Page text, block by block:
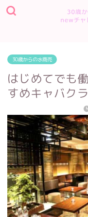
30歳からの水商売
はじめてでも
すめキャバク